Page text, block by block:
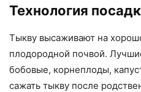
Технология
Тыкву высаживают на
плодородной почвой.
бобовые, корнеплоды,
сажать тыкву после